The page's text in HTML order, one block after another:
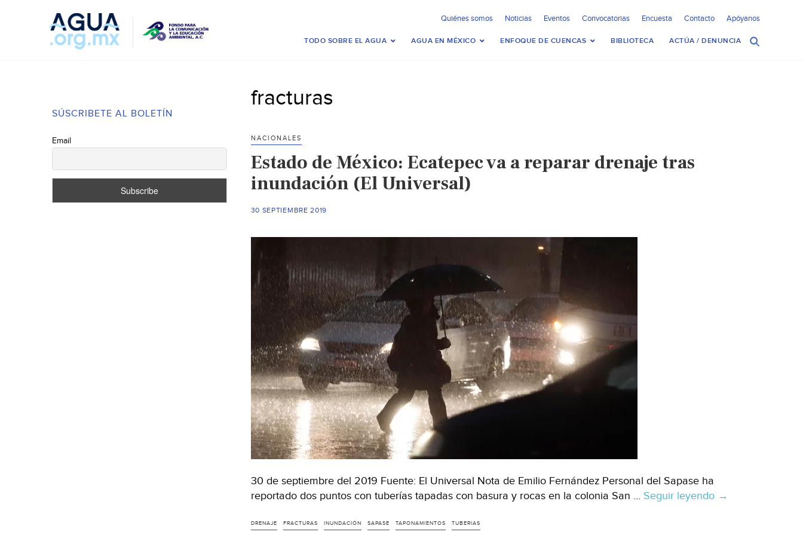
Quiénes somos Noticias Eventos Convocatorias Encuesta Contacto Apóyanos
TODO SOBRE EL AGUA AGUA EN MÉXICO ENFOQUE DE CUENCAS BIBLIOTECA ACTÚA / DENUNCIA
SÚSCRIBETE AL BOLETÍN
Email
fracturas
NACIONALES
Estado de México: Ecatepec va a reparar drenaje tras
inundación (El Universal)
30 SEPTIEMBRE 2019
30 de septiembre del 2019 Fuente: El Universal Nota de Emilio Fernández Personal del Sapase ha
reportado dos puntos con tuberías tapadas con basura y rocas en la colonia San … Seguir leyendo Estado
→
DRENAJE FRACTURAS INUNDACIÓN SAPASE TAPONAMIENTOS TUBERIAS